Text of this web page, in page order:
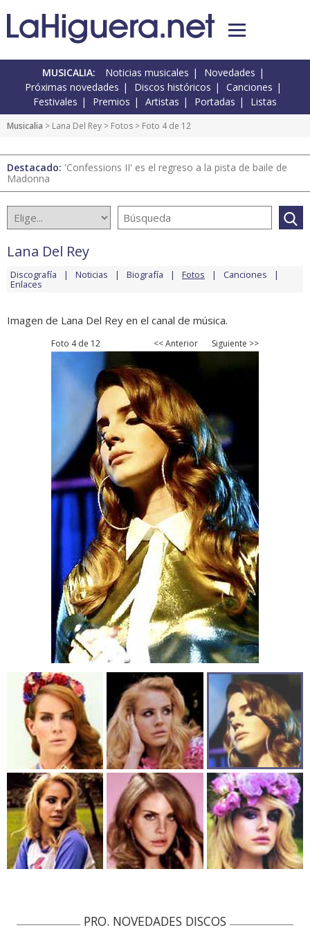
MUSICALIA: Noticias musicales
Novedades
Próximas novedades
Discos históricos
Canciones
Festivales
Premios Artistas Portadas Listas
Musicalia > Lana Del Rey > Fotos > Foto 4 de 12
Destacado: 'Confessions II' es el regreso a la pista de baile de
Madonna
Lana Del Rey
Discografía Noticias Biografía Fotos Canciones
Enlaces
Imagen de Lana Del Rey en el canal de música.
Foto 4 de 12 << Anterior Siguiente >>
PRO. NOVEDADES DISCOS